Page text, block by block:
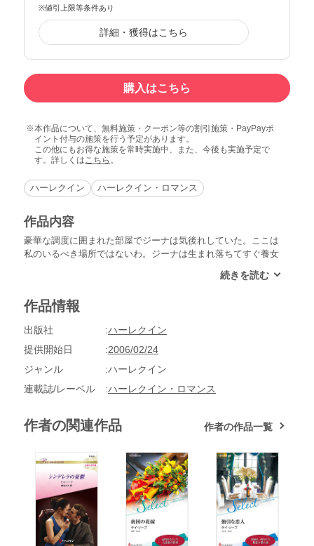
※値引上限等条件あり
詳細・獲得はこちら
購入はこちら
本作品について、無料施策・クーポン等の割引施策・PayPayポ
イント付与の施策を行う予定があります。
この他にもお得な施策を常時実施中、また、今後も実施予定で
す。詳しくはこちら 。
ハーレクイン ハーレクイン・ロマンス
作品内容
豪華な調度に囲まれた部屋でジーナは気後れしていた。ここは
私のいるべき場所ではないわ。ジーナは生まれ落ちてすぐ養女
んのわずかの言葉を交わしたあと、亡くなった。今、遺言が読
あるロスが、一族の帝国を引き継げばいい。だが遺言の内容に
されるというのだ。
作品情報
出版社
ハーレクイン
提供開始日
2006/02/24
ジャンル
ハーレクイン
連載誌/レーベル
ハーレクイン・ロマンス
作者の関連作品 作者の作品一覧